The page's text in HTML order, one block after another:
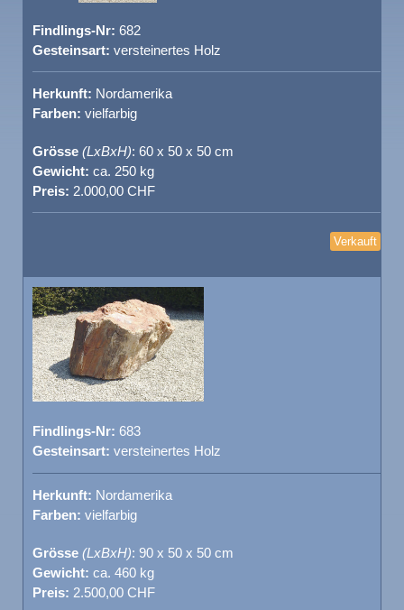
Findlings-Nr: 682
Gesteinsart: versteinertes Holz
Herkunft: Nordamerika
Farben: vielfarbig
Grösse (LxBxH): 60 x 50 x 50 cm
Gewicht: ca. 250 kg
Preis: 2.000,00 CHF
Verkauft
Findlings-Nr: 683
Gesteinsart: versteinertes Holz
Herkunft: Nordamerika
Farben: vielfarbig
Grösse (LxBxH): 90 x 50 x 50 cm
Gewicht: ca. 460 kg
Preis: 2.500,00 CHF